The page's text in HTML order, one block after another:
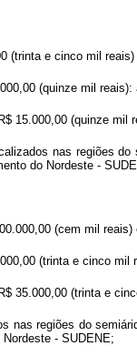
(trinta e cinco mil
(quinze mil
15.000,00 (quinze
nas regiões
do Nordeste -
(cem mil
(trinta e cinco
35.000,00 (trinta e
regiões do
- SUDENE;